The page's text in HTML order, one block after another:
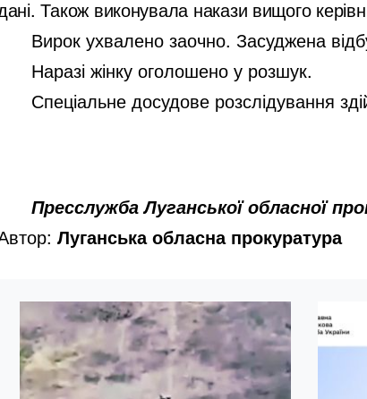
Також виконувала накази вищого
Вирок ухвалено заочно. Засуджена
Наразі жінку оголошено у розшук.
Спеціальне досудове розслідування
Пресслужба Луганської обласної
Луганська обласна прокуратура